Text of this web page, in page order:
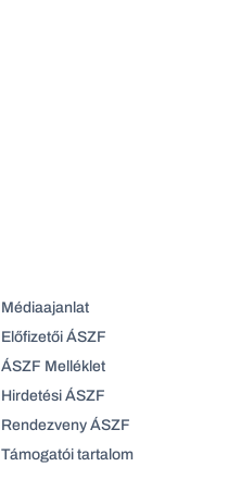
Médiaajanlat
Előfizetői ÁSZF
ÁSZF Melléklet
Hirdetési ÁSZF
Rendezveny ÁSZF
Támogatói tartalom